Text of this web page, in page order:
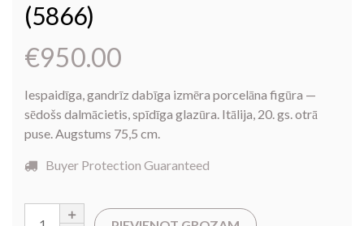
(5866)
€950.00
Iespaidīga, gandrīz dabīga izmēra porcelāna figūra —
sēdošs dalmācietis, spīdīga glazūra. Itālija, 20. gs. otrā
puse. Augstums 75,5 cm.
Buyer Protection Guaranteed